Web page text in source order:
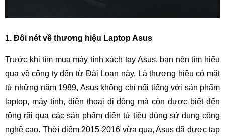
1. Đôi nét về thương hiệu Laptop Asus
Trước khi tìm mua máy tính xách tay Asus, bạn nên tìm hiểu
qua về công ty đến từ Đài Loan này. Là thương hiệu có mặt
từ những năm 1989, Asus không chỉ nổi tiếng với sản phẩm
laptop, máy tính, điện thoại di động mà còn được biết đến
rộng rãi qua các sản phẩm điện tử tiêu dùng sử dụng công
nghệ cao. Thời điểm 2015-2016 vừa qua, Asus đã được tạp